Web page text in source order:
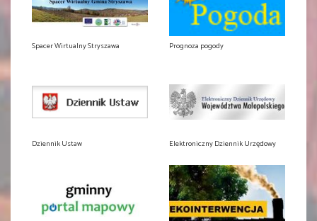
Spacer Wirtualny Stryszawa Prognoza pogody
Dziennik Ustaw Elektroniczny Dziennik Urzędowy